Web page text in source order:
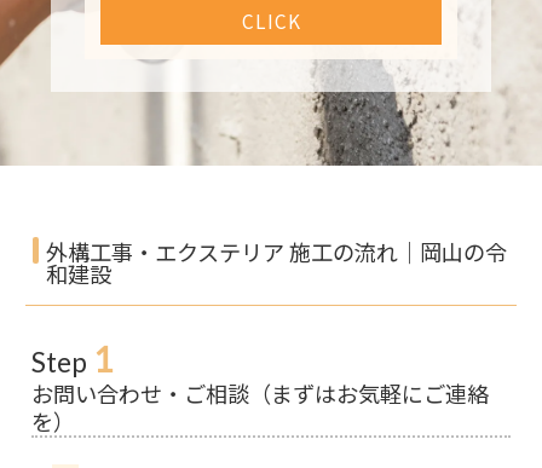
CLICK
外構工事・エクステリア 施工の流れ｜岡山の令
和建設
Step 1
お問い合わせ・ご相談（まずはお気軽にご連絡
を）